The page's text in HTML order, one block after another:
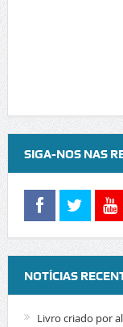
SIGA-NOS NAS
NOTÍCIAS
Livro criado por